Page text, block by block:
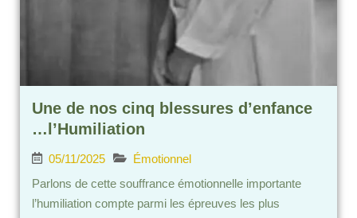
Une de nos cinq blessures d’enfance
…l’Humiliation
05/11/2025
Émotionnel
Parlons de cette souffrance émotionnelle importante
l’humiliation compte parmi les épreuves les plus